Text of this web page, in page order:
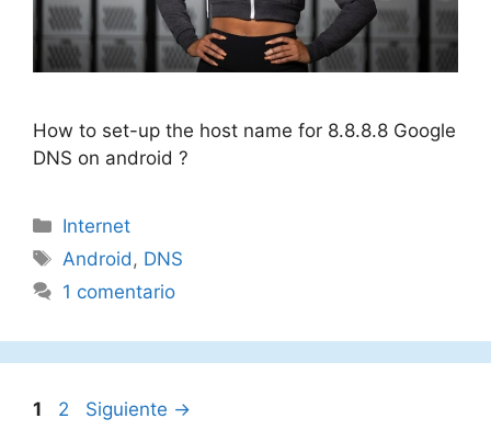
How to set-up the host name for 8.8.8.8 Google
DNS on android ?
Categorías
Internet
Etiquetas
Android , DNS
1 comentario
Página
1 Página
2 Siguiente →